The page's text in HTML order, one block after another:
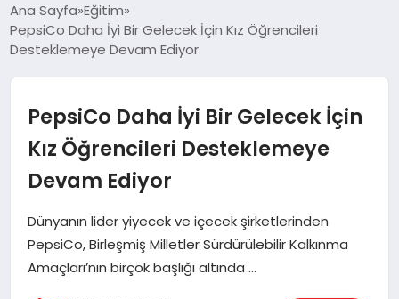
GÜNDEM
DÜNYA
EĞITIM
EKONOMI
Ana Sayfa Eğitim
PepsiCo Daha İyi Bir Gelecek İçin Kız Öğrencileri
Desteklemeye Devam Ediyor
PepsiCo Daha İyi Bir Gelecek İçin
Kız Öğrencileri Desteklemeye
Devam Ediyor
Dünyanın lider yiyecek ve içecek şirketlerinden
PepsiCo, Birleşmiş Milletler Sürdürülebilir Kalkınma
Amaçları’nın birçok başlığı altında …